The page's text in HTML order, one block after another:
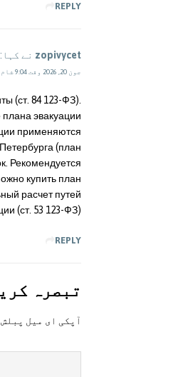
REPLY
zopivycet نے کہا:
جون 20, 2026 وقت 9:04 شام
(ст. 84 123-ФЗ).
эвакуации
применяются
(план
Рекомендуется
купить план
расчет путей
(ст. 53 123-ФЗ).
REPLY
تبصرہ
آپکی ای ميل